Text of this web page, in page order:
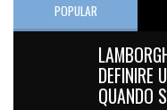
POPULAR
DEFINIRE
QUANDO